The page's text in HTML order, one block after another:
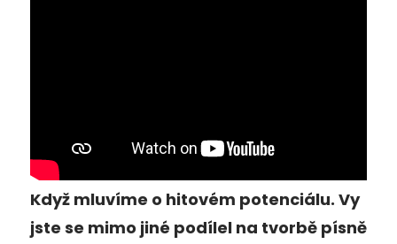
Když mluvíme o hitovém potenciálu. Vy
jste se mimo jiné podílel na tvorbě písně